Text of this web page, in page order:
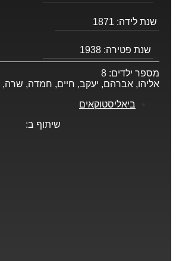
שנת לידה: 1871
שנת פטירה: 1938
מספר ילדים: 8
אליהו, אברהם, יעקב, חיים, חמדה,
ביאליסטוקאים
שיתוף ב: